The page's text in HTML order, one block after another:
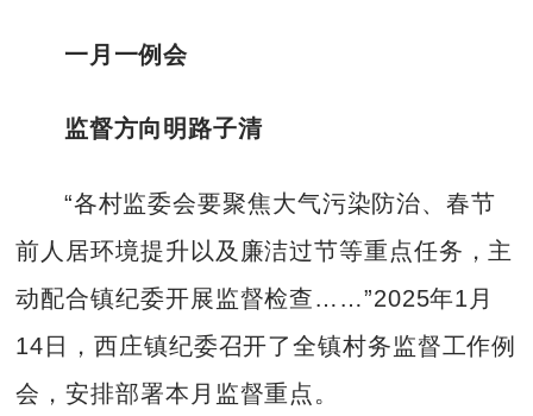
一月一例会
监督方向明路子清
“各村监委会要聚焦大气污染防治、春节
前人居环境提升以及廉洁过节等重点任务，主
动配合镇纪委开展监督检查……”2025年1月
14日，西庄镇纪委召开了全镇村务监督工作例
会，安排部署本月监督重点。